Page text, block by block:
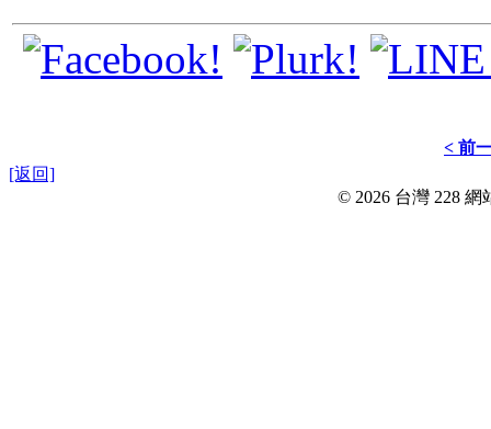
< 前
[返回]
© 2026 台灣 228 網